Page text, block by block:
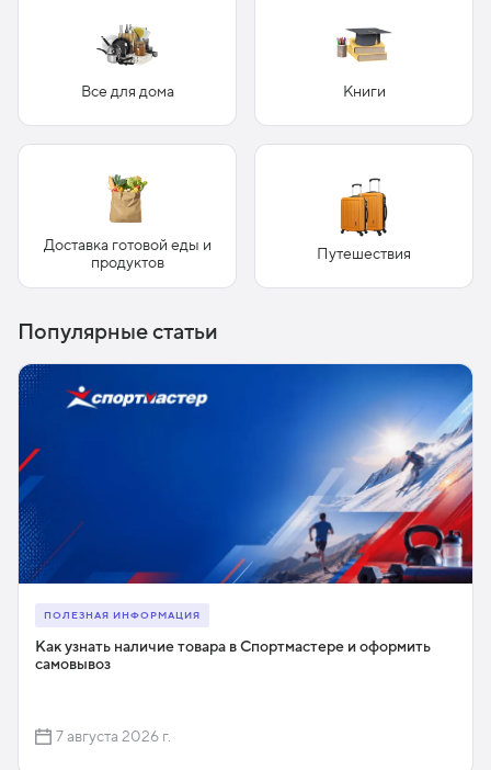
Все для дома Книги
Доставка готовой еды и
продуктов
Путешествия
Популярные статьи
ПОЛЕЗНАЯ ИНФОРМАЦИЯ
Как узнать наличие товара в Спортмастере и оформить
самовывоз
7 августа 2026 г.